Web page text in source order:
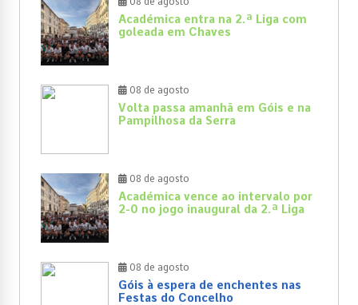
Académica entra na 2.ª Liga com
goleada em Chaves
08 de agosto
Volta passa amanhã em Góis e na
Pampilhosa da Serra
08 de agosto
Académica vence ao intervalo por
2-0 no jogo inaugural da 2.ª Liga
08 de agosto
Góis à espera de enchentes nas
Festas do Concelho